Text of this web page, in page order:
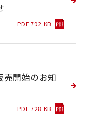
PDF 792 KB
売開始のお知
PDF 728 KB